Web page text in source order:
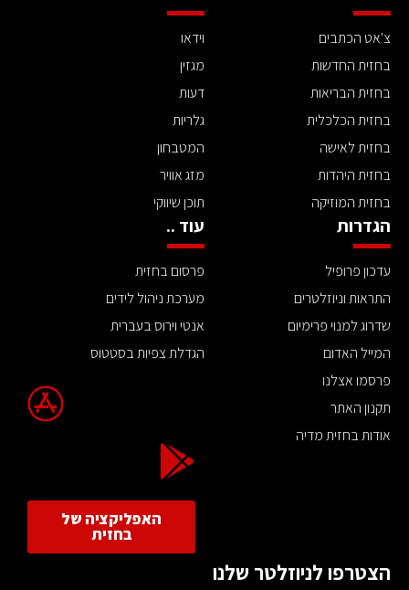
צ'אט הכתבים
בחזית החדשות
בחזית הבריאות
בחזית הכלכלית
בחזית לאישה
בחזית היהדות
בחזית המוזיקה
וידאו
מגזין
דעות
גלריות
המטבחון
מזג אוויר
תוכן שיווקי
הגדרות
עדכון פרופיל
התראות וניוזלטרים
שדרוג למנוי פרימיום
המייל האדום
פרסמו אצלנו
תקנון האתר
אודות בחזית מדיה
עוד ..
פרסום בחזית
מערכת ניהול לידים
אנטי וירוס בעברית
הגדלת צפיות בסטטוס
האפליקציה של
בחזית
הצטרפו לניוזלטר שלנו